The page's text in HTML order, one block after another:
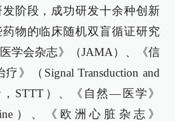
阶段，成功研发十余种创新
物的临床随机双盲循证研究
学会杂志》（JAMA）、《信
》（Signal Transduction and
，STTT）、《自然—医学》
）、《欧洲心脏杂志》